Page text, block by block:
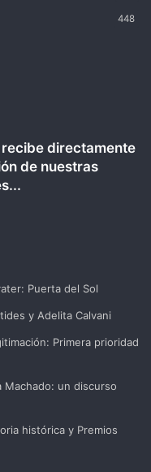
448
directamente
de nuestras
Puerta del Sol
y Adelita Calvani
Primera prioridad
Machado: un discurso
histórica y Premios